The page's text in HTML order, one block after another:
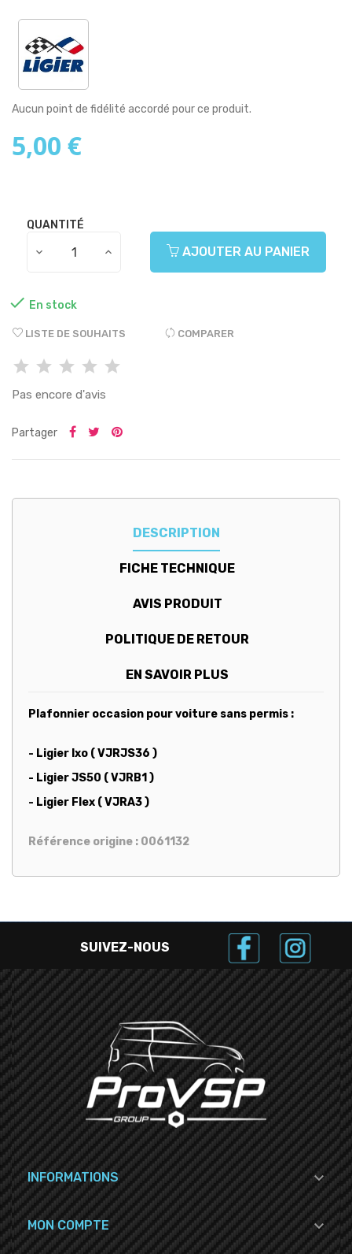
Aucun point de fidélité accordé pour ce produit.
5,00 €
QUANTITÉ
AJOUTER AU PANIER
 En stock
LISTE DE SOUHAITS COMPARER
Pas encore d'avis
Partager
DESCRIPTION
FICHE TECHNIQUE
AVIS PRODUIT
POLITIQUE DE RETOUR
EN SAVOIR PLUS
Plafonnier occasion pour voiture sans permis :
- Ligier Ixo ( VJRJS36 )
- Ligier JS50 ( VJRB1 )
- Ligier Flex ( VJRA3 )
Référence origine : 0061132
SUIVEZ-NOUS
INFORMATIONS 
MON COMPTE 